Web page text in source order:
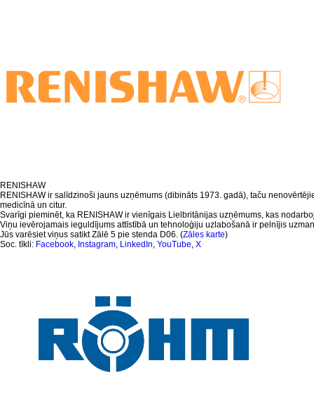
RENISHAW
RENISHAW ir salīdzinoši jauns uzņēmums (dibināts 1973. gadā), taču
medicīnā un citur.
Svarīgi pieminēt, ka RENISHAW ir vienīgais Lielbritānijas uzņēmums, kas
Viņu ievērojamais ieguldījums attīstībā un tehnoloģiju uzlabošanā ir pelnījis
Jūs varēsiet viņus satikt Zālē 5 pie stenda D06. (Zāles karte)
Soc. tīkli: Facebook, Instagram, LinkedIn, YouTube, X